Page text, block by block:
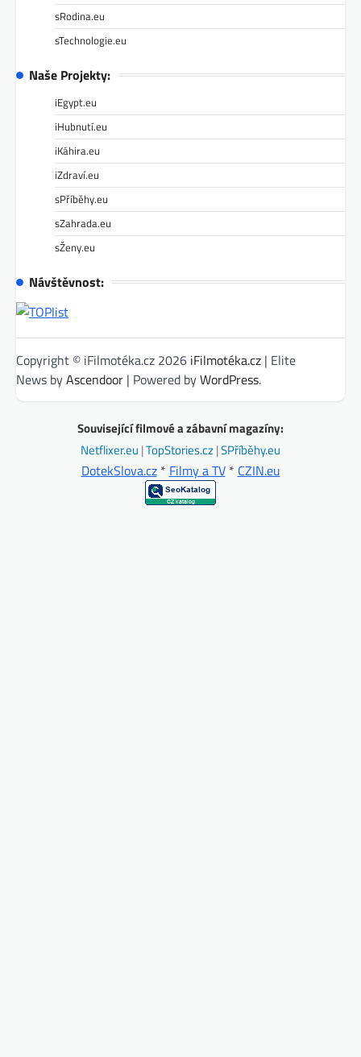
sRodina.eu
sTechnologie.eu
Naše Projekty:
iEgypt.eu
iHubnutí.eu
iKáhira.eu
iZdraví.eu
sPříběhy.eu
sZahrada.eu
sŽeny.eu
Návštěvnost:
Copyright © iFilmotéka.cz 2026 iFilmotéka.cz | Elite
News byAscendoor | Powered byWordPress.
Související filmové a zábavní magazíny:
Netflixer.eu |TopStories.cz|SPříběhy.eu
DotekSlova.cz* Filmy a TV* CZIN.eu